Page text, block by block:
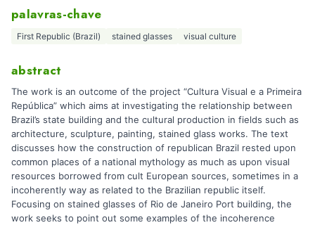
palavras-chave
First Republic (Brazil) stained glasses visual culture
abstract
The work is an outcome of the project “Cultura Visual e a Primeira
República” which aims at investigating the relationship between
Brazil’s state building and the cultural production in fields such as
architecture, sculpture, painting, stained glass works. The text
discusses how the construction of republican Brazil rested upon
common places of a national mythology as much as upon visual
resources borrowed from cult European sources, sometimes in a
incoherently way as related to the Brazilian republic itself.
Focusing on stained glasses of Rio de Janeiro Port building, the
work seeks to point out some examples of the incoherence